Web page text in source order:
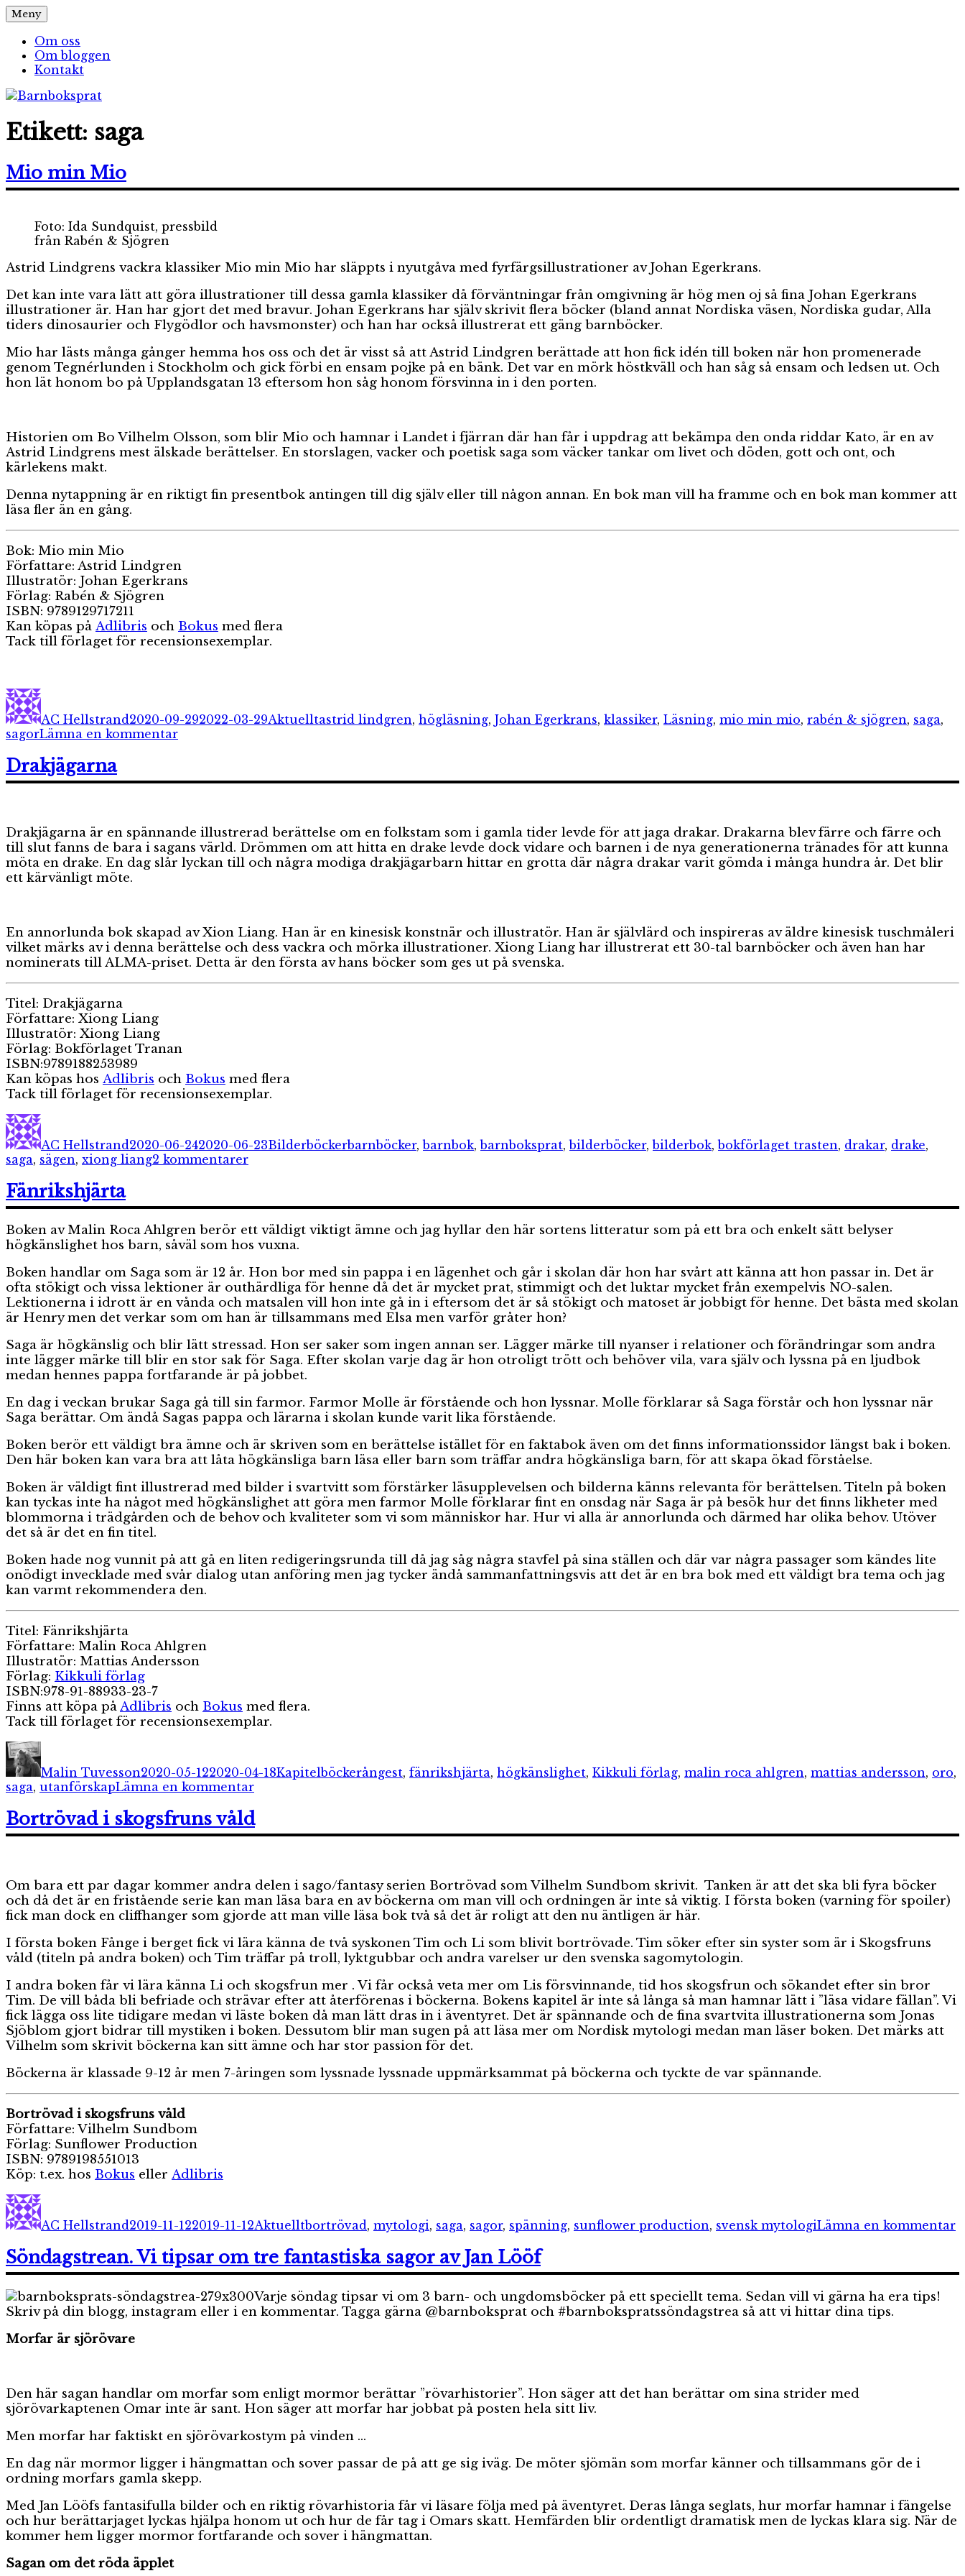
Hoppa
till
innehåll
Barnboksprat
– en blogg om barnböcker
Meny
Om oss
Om bloggen
Kontakt
Etikett: saga
Mio min Mio
Foto: Ida Sundquist, pressbild
från Rabén & Sjögren
Astrid Lindgrens vackra klassiker Mio min Mio har släppts i nyutgåva med fyrfärgsillustrationer av Johan Egerkrans.
Det kan inte vara lätt att göra illustrationer till dessa gamla klassiker då förväntningar från omgivning är hög men oj så fina Johan Egerkrans
illustrationer är. Han har gjort det med bravur. Johan Egerkrans har själv skrivit flera böcker (bland annat Nordiska väsen, Nordiska gudar, Alla
tiders dinosaurier och Flygödlor och havsmonster) och han har också illustrerat ett gäng barnböcker.
Mio har lästs många gånger hemma hos oss och det är visst så att Astrid Lindgren berättade att hon fick idén till boken när hon promenerade
genom Tegnérlunden i Stockholm och gick förbi en ensam pojke på en bänk. Det var en mörk höstkväll och han såg så ensam och ledsen ut. Och
hon lät honom bo på Upplandsgatan 13 eftersom hon såg honom försvinna in i den porten.
Historien om Bo Vilhelm Olsson, som blir Mio och hamnar i Landet i fjärran där han får i uppdrag att bekämpa den onda riddar Kato, är en av
Astrid Lindgrens mest älskade berättelser. En storslagen, vacker och poetisk saga som väcker tankar om livet och döden, gott och ont, och
kärlekens makt.
Denna nytappning är en riktigt fin presentbok antingen till dig själv eller till någon annan. En bok man vill ha framme och en bok man kommer att
läsa fler än en gång.
Bok: Mio min Mio
Författare: Astrid Lindgren
Illustratör: Johan Egerkrans
Förlag: Rabén & Sjögren
ISBN: 9789129717211
Kan köpas på Adlibris och Bokus med flera
Tack till förlaget för recensionsexemplar.
Författare
AC Hellstrand2020-09-292022-03-29Aktuelltastrid lindgren, högläsning, Johan Egerkrans, klassiker, Läsning, mio min mio, rabén & sjögren, saga,
sagorLämna en kommentartill
Drakjägarna
Drakjägarna är en spännande illustrerad berättelse om en folkstam som i gamla tider levde för att jaga drakar. Drakarna blev färre och färre och
till slut fanns de bara i sagans värld. Drömmen om att hitta en drake levde dock vidare och barnen i de nya generationerna tränades för att kunna
möta en drake. En dag slår lyckan till och några modiga drakjägarbarn hittar en grotta där några drakar varit gömda i många hundra år. Det blir
ett kärvänligt möte.
En annorlunda bok skapad av Xion Liang. Han är en kinesisk konstnär och illustratör. Han är självlärd och inspireras av äldre kinesisk tuschmåleri
vilket märks av i denna berättelse och dess vackra och mörka illustrationer. Xiong Liang har illustrerat ett 30-tal barnböcker och även han har
nominerats till ALMA-priset. Detta är den första av hans böcker som ges ut på svenska.
Titel: Drakjägarna
Författare: Xiong Liang
Illustratör: Xiong Liang
Förlag: Bokförlaget Tranan
ISBN:9789188253989
Kan köpas hos Adlibris och Bokus med flera
Tack till förlaget för recensionsexemplar.
Författare
AC Hellstrand2020-06-242020-06-23Bilderböckerbarnböcker,barnbok,barnboksprat,bilderböcker,bilderbok,bokförlaget trasten, drakar, drake,
saga, sägen, xiong liang2 kommentarertill
Fänrikshjärta
Boken av Malin Roca Ahlgren berör ett väldigt viktigt ämne och jag hyllar den här sortens litteratur som på ett bra och enkelt sätt belyser
högkänslighet hos barn, såväl som hos vuxna.
Boken handlar om Saga som är 12 år. Hon bor med sin pappa i en lägenhet och går i skolan där hon har svårt att känna att hon passar in. Det är
ofta stökigt och vissa lektioner är outhärdliga för henne då det är mycket prat, stimmigt och det luktar mycket från exempelvis NO-salen.
Lektionerna i idrott är en vånda och matsalen vill hon inte gå in i eftersom det är så stökigt och matoset är jobbigt för henne. Det bästa med skolan
är Henry men det verkar som om han är tillsammans med Elsa men varför gråter hon?
Saga är högkänslig och blir lätt stressad. Hon ser saker som ingen annan ser. Lägger märke till nyanser i relationer och förändringar som andra
inte lägger märke till blir en stor sak för Saga. Efter skolan varje dag är hon otroligt trött och behöver vila, vara själv och lyssna på en ljudbok
medan hennes pappa fortfarande är på jobbet.
En dag i veckan brukar Saga gå till sin farmor. Farmor Molle är förstående och hon lyssnar. Molle förklarar så Saga förstår och hon lyssnar när
Saga berättar. Om ändå Sagas pappa och lärarna i skolan kunde varit lika förstående.
Boken berör ett väldigt bra ämne och är skriven som en berättelse istället för en faktabok även om det finns informationssidor längst bak i boken.
Den här boken kan vara bra att låta högkänsliga barn läsa eller barn som träffar andra högkänsliga barn, för att skapa ökad förståelse.
Boken är väldigt fint illustrerad med bilder i svartvitt som förstärker läsupplevelsen och bilderna känns relevanta för berättelsen. Titeln på boken
kan tyckas inte ha något med högkänslighet att göra men farmor Molle förklarar fint en onsdag när Saga är på besök hur det finns likheter med
blommorna i trädgården och de behov och kvaliteter som vi som människor har. Hur vi alla är annorlunda och därmed har olika behov. Utöver
det så är det en fin titel.
Boken hade nog vunnit på att gå en liten redigeringsrunda till då jag såg några stavfel på sina ställen och där var några passager som kändes lite
onödigt invecklade med svår dialog utan anföring men jag tycker ändå sammanfattningsvis att det är en bra bok med ett väldigt bra tema och jag
kan varmt rekommendera den.
Titel: Fänrikshjärta
Författare: Malin Roca Ahlgren
Illustratör: Mattias Andersson
Förlag: Kikkuli förlag
ISBN:978-91-88933-23-7
Finns att köpa påAdlibris och Bokus med flera.
Tack till förlaget för recensionsexemplar.
Författare
Malin Tuvesson2020-05-122020-04-18Kapitelböckerångest, fänrikshjärta, högkänslighet, Kikkuli förlag, malin roca ahlgren, mattias andersson, oro,
saga, utanförskapLämna en kommentartill
Bortrövad i skogsfruns våld
Om bara ett par dagar kommer andra delen i sago/fantasy serien Bortrövad som Vilhelm Sundbom skrivit. Tanken är att det ska bli fyra böcker
och då det är en fristående serie kan man läsa bara en av böckerna om man vill och ordningen är inte så viktig. I första boken (varning för spoiler)
fick man dock en cliffhanger som gjorde att man ville läsa bok två så det är roligt att den nu äntligen är här.
I första boken Fånge i berget fick vi lära känna de två syskonen Tim och Li som blivit bortrövade. Tim söker efter sin syster som är i Skogsfruns
våld (titeln på andra boken) och Tim träffar på troll, lyktgubbar och andra varelser ur den svenska sagomytologin.
I andra boken får vi lära känna Li och skogsfrun mer . Vi får också veta mer om Lis försvinnande, tid hos skogsfrun och sökandet efter sin bror
Tim. De vill båda bli befriade och strävar efter att återförenas i böckerna. Bokens kapitel är inte så långa så man hamnar lätt i ”läsa vidare fällan”. Vi
fick lägga oss lite tidigare medan vi läste boken då man lätt dras in i äventyret. Det är spännande och de fina svartvita illustrationerna som Jonas
Sjöblom gjort bidrar till mystiken i boken. Dessutom blir man sugen på att läsa mer om Nordisk mytologi medan man läser boken. Det märks att
Vilhelm som skrivit böckerna kan sitt ämne och har stor passion för det.
Böckerna är klassade 9-12 år men 7-åringen som lyssnade lyssnade uppmärksammat på böckerna och tyckte de var spännande.
Bortrövad i skogsfruns våld
Författare: Vilhelm Sundbom
Förlag: Sunflower Production
ISBN: 9789198551013
Köp: t.ex. hos Bokus eller Adlibris
Författare
AC Hellstrand2019-11-122019-11-12Aktuelltbortrövad, mytologi, saga, sagor, spänning, sunflower production, svensk mytologiLämna en kommentari
Söndagstrean. Vi tipsar om tre fantastiska sagor av Jan Lööf
Varje söndag tipsar vi om 3 barn- och ungdomsböcker på ett speciellt tema. Sedan vill vi gärna ha era tips!
Skriv på din blogg, instagram eller i en kommentar. Tagga gärna @barnboksprat och #barnbokspratssöndagstrea så att vi hittar dina tips.
Morfar är sjörövare
Den här sagan handlar om morfar som enligt mormor berättar ”rövarhistorier”. Hon säger att det han berättar om sina strider med
sjörövarkaptenen Omar inte är sant. Hon säger att morfar har jobbat på posten hela sitt liv.
Men morfar har faktiskt en sjörövarkostym på vinden …
En dag när mormor ligger i hängmattan och sover passar de på att ge sig iväg. De möter sjömän som morfar känner och tillsammans gör de i
ordning morfars gamla skepp.
Med Jan Lööfs fantasifulla bilder och en riktig rövarhistoria får vi läsare följa med på äventyret. Deras långa seglats, hur morfar hamnar i fängelse
och hur berättarjaget lyckas hjälpa honom ut och hur de får tag i Omars skatt. Hemfärden blir ordentligt dramatisk men de lyckas klara sig. När de
kommer hem ligger mormor fortfarande och sover i hängmattan.
Sagan om det röda äpplet